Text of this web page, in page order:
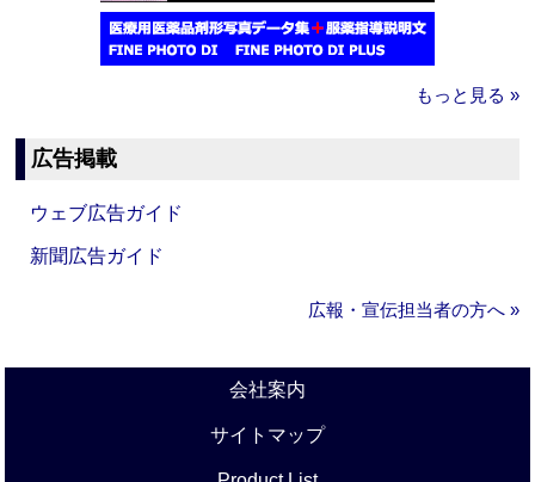
もっと見る »
広告掲載
ウェブ広告ガイド
新聞広告ガイド
広報・宣伝担当者の方へ »
会社案内
サイトマップ